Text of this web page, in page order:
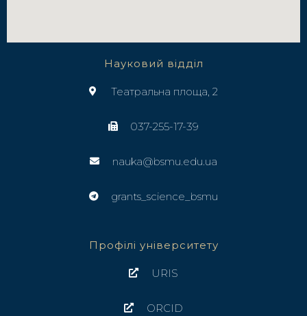
Науковий відділ
Театральна площа, 2
037-255-17-39
nauka@bsmu.edu.ua
grants_science_bsmu
Профілі університету
URIS
ORCID